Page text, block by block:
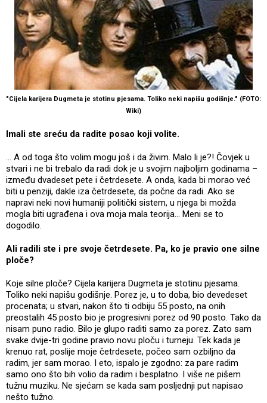
"Cijela karijera Dugmeta je stotinu pjesama. Toliko neki napišu godišnje." (FOTO:
Wiki)
Imali ste sreću da radite posao koji volite.
... A od toga što volim mogu još i da živim. Malo li je?! Čovjek u
stvari i ne bi trebalo da radi dok je u svojim najboljim godinama –
između dvadeset pete i četrdesete. A onda, kada bi morao već
biti u penziji, dakle iza četrdesete, da počne da radi. Ako se
napravi neki novi humaniji politički sistem, u njega bi možda
mogla biti ugrađena i ova moja mala teorija... Meni se to
dogodilo.
Ali radili ste i pre svoje četrdesete. Pa, ko je pravio one silne
ploče?
Koje silne ploče? Cijela karijera Dugmeta je stotinu pjesama.
Toliko neki napišu godišnje. Porez je, u to doba, bio devedeset
procenata; u stvari, nakon što ti odbiju 55 posto, na onih
preostalih 45 posto bio je progresivni porez od 90 posto. Tako da
nisam puno radio. Bilo je glupo raditi samo za porez. Zato sam
svake dvije-tri godine pravio novu ploču i turneju. Tek kada je
krenuo rat, poslije moje četrdesete, počeo sam ozbiljno da
radim, jer sam morao. I eto, ispalo je zgodno: za pare radim
samo ono što bih volio da radim i besplatno. I više ne pišem
tužnu muziku. Ne sjećam se kada sam posljednji put napisao
nešto tužno.